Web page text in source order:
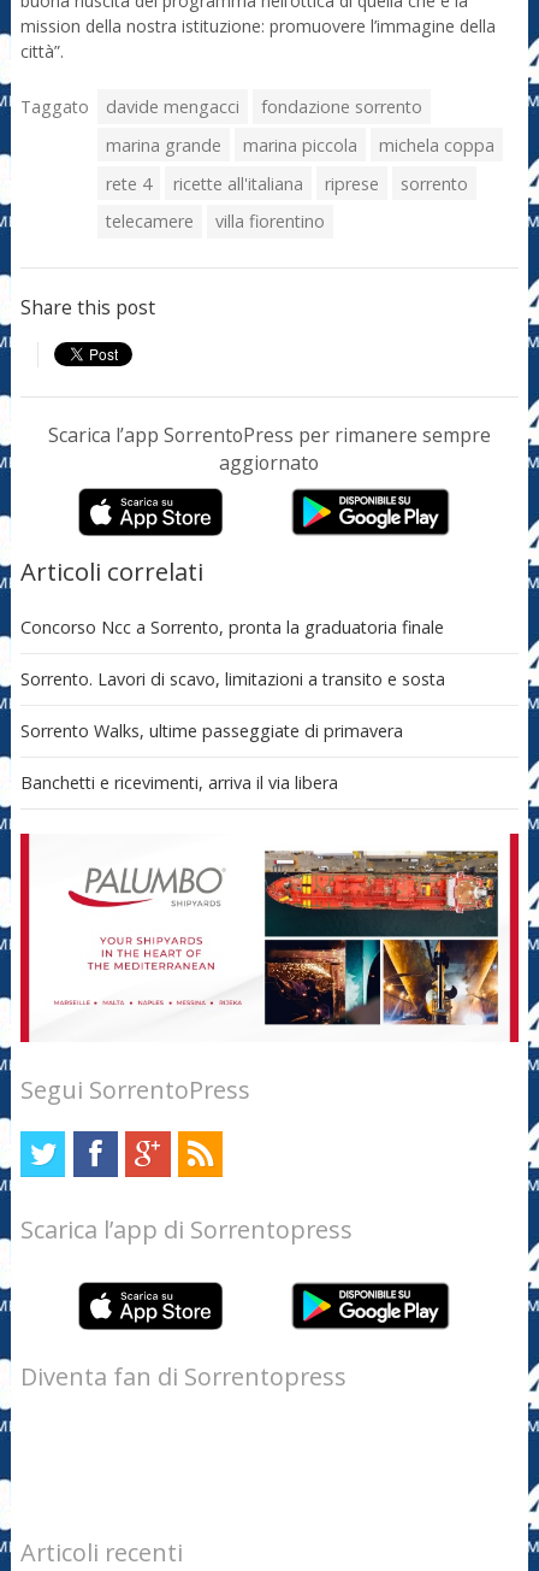
mission della nostra istituzione: promuovere l’immagine della
città”.
Taggato davide mengacci
fondazione sorrento
marina grande
marina piccola
michela coppa
rete 4
ricette all'italiana riprese
sorrento
telecamere
villa fiorentino
Share this post
Scarica l’app SorrentoPress per rimanere sempre
aggiornato
Articoli correlati
Concorso Ncc a Sorrento, pronta la graduatoria finale
Sorrento. Lavori di scavo, limitazioni a transito e sosta
Sorrento Walks, ultime passeggiate di primavera
Banchetti e ricevimenti, arriva il via libera
Segui SorrentoPress
Scarica l’app di Sorrentopress
Diventa fan di Sorrentopress
Articoli recenti